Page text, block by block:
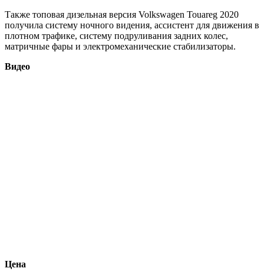
Также топовая дизельная версия Volkswagen Touareg 2020
получила систему ночного видения, ассистент для движения в
плотном трафике, систему подруливания задних колес,
матричные фары и электромеханические стабилизаторы.
Видео
Цена